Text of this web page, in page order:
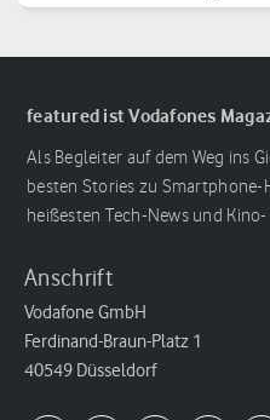
featured ist Vodafones
Als Begleiter auf dem Weg ins
besten Stories zu
heißesten Tech-News und
Anschrift
Vodafone GmbH
Ferdinand-Braun-Platz 1
40549 Düsseldorf